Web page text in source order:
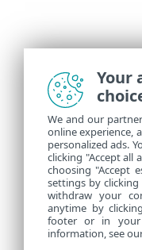
Your
We and our
online experience,
personalized ads.
clicking "Accept all
choosing "Accept
settings by
withdraw your
anytime by
footer or in your
information, see